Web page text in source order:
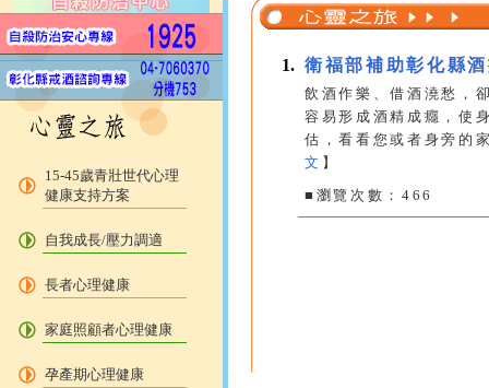
15-45歲青壯世代心理
健康支持方案
自我成長/壓力調適
長者心理健康
家庭照顧者心理健康
孕產期心理健康
1. 衛福部補助彰化縣
飲酒作樂、借酒澆愁，
容易形成酒精成癮，使
估，看看您或者身旁的
文 】
■瀏覽次數：466